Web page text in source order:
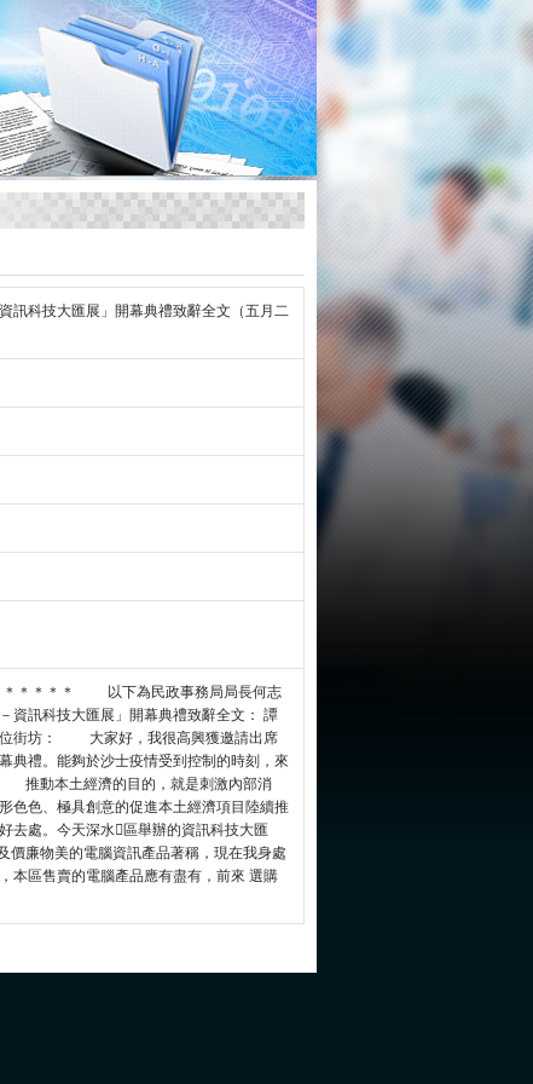
訊科技大匯展」開幕典禮致辭全文（五月二
＊＊＊＊＊ 以下為民政事務局局長何志
資訊科技大匯展」開幕典禮致辭全文： 譚
位街坊： 大家好，我很高興獲邀請出席
典禮。能夠於沙士疫情受到控制的時刻，來
推動本土經濟的目的，就是刺激內部消
色色、極具創意的促進本土經濟項目陸續推
去處。今天深水區舉辦的資訊科技大匯
廉物美的電腦資訊產品著稱，現在我身處
本區售賣的電腦產品應有盡有，前來 選購